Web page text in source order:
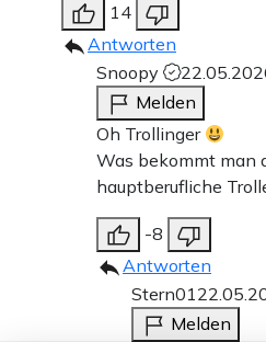
14
Antworten
Snoopy
Melden
Oh Trollinger
Was bekommt man
hauptberufliche
-8
Antworten
Stern01
Melden